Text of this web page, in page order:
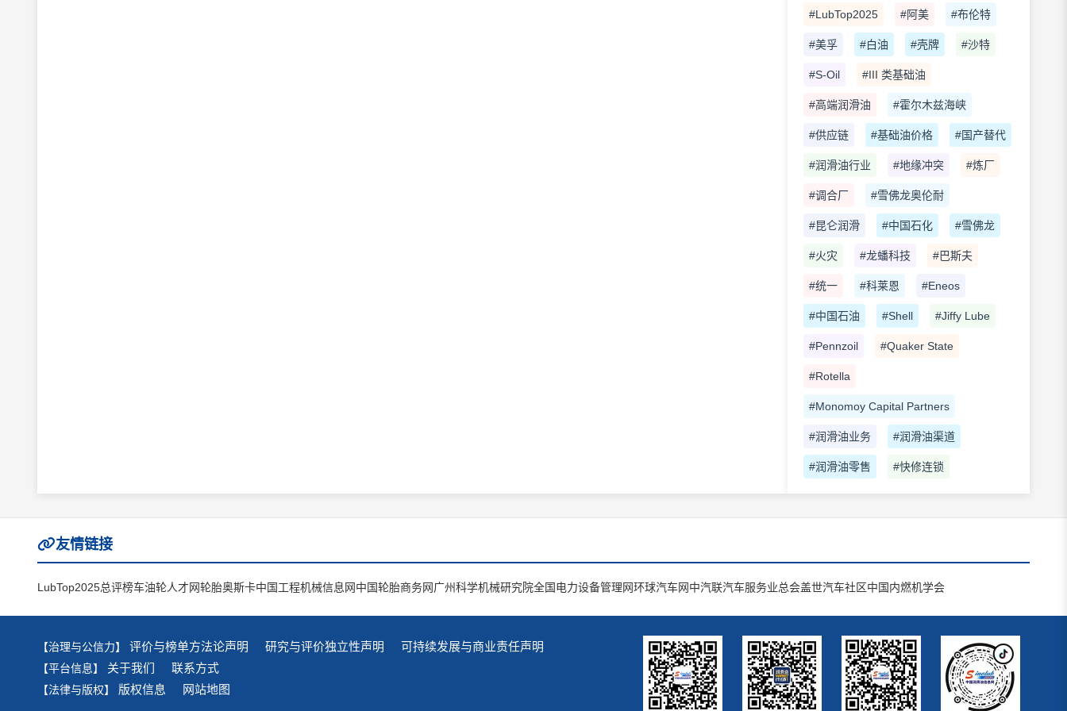
#LubTop2025 #阿美 #布伦特
#美孚 #白油 #壳牌 #沙特
#S-Oil #III 类基础油
#高端润滑油 #霍尔木兹海峡
#供应链 #基础油价格 #国产替代
#润滑油行业 #地缘冲突 #炼厂
#调合厂 #雪佛龙奥伦耐
#昆仑润滑 #中国石化 #雪佛龙
#火灾 #龙蟠科技 #巴斯夫
#统一 #科莱恩 #Eneos
#中国石油 #Shell #Jiffy Lube
#Pennzoil #Quaker State
#Rotella
#Monomoy Capital Partners
#润滑油业务 #润滑油渠道
#润滑油零售 #快修连锁
友情链接
LubTop2025总评榜车油轮人才网轮胎奥斯卡中国工程机械信息网中国轮胎商务网广州科学机械研究院全国电力设备管理网环球汽车网中汽联汽车服务业总会盖世汽车社区中国内燃机学会
【治理与公信力】 评价与榜单方法论声明 研究与评价独立性声明 可持续发展与商业责任声明
【平台信息】 关于我们 联系方式
【法律与版权】 版权信息 网站地图